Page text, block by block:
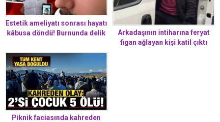
Estetik ameliyatı sonrası hayatı
kâbusa döndü! Burnunda delik
cevapla ikinci şoku yaşadı
Arkadaşının intiharına feryat
figan ağlayan kişi katil çıktı
Piknik faciasında kahreden